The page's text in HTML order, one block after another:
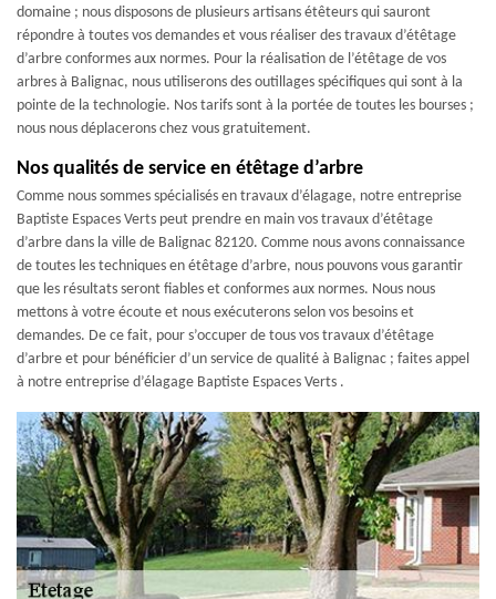
domaine ; nous disposons de plusieurs artisans étêteurs qui sauront
répondre à toutes vos demandes et vous réaliser des travaux d’étêtage
d’arbre conformes aux normes. Pour la réalisation de l’étêtage de vos
arbres à Balignac, nous utiliserons des outillages spécifiques qui sont à la
pointe de la technologie. Nos tarifs sont à la portée de toutes les bourses ;
nous nous déplacerons chez vous gratuitement.
Nos qualités de service en étêtage d’arbre
Comme nous sommes spécialisés en travaux d’élagage, notre entreprise
Baptiste Espaces Verts peut prendre en main vos travaux d’étêtage
d’arbre dans la ville de Balignac 82120. Comme nous avons connaissance
de toutes les techniques en étêtage d’arbre, nous pouvons vous garantir
que les résultats seront fiables et conformes aux normes. Nous nous
mettons à votre écoute et nous exécuterons selon vos besoins et
demandes. De ce fait, pour s’occuper de tous vos travaux d’étêtage
d’arbre et pour bénéficier d’un service de qualité à Balignac ; faites appel
à notre entreprise d’élagage Baptiste Espaces Verts .